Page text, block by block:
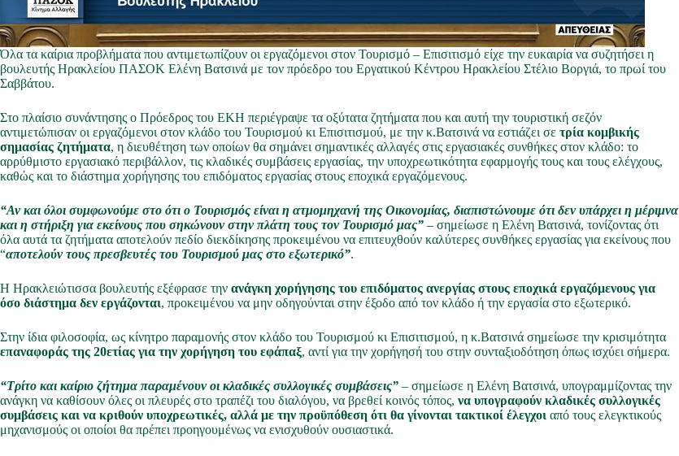
Όλα τα καίρια προβλήματα που αντιμετωπίζουν οι εργαζόμενοι στον Τουρισμό – Επισιτισμό είχε την ευκαιρία να συζητήσει η
βουλευτής Ηρακλείου ΠΑΣΟΚ Ελένη Βατσινά με τον πρόεδρο του Εργατικού Κέντρου Ηρακλείου Στέλιο Βοργιά, το πρωί του
Σαββάτου.
Στο πλαίσιο συνάντησης ο Πρόεδρος του ΕΚΗ περιέγραψε τα οξύτατα ζητήματα που και αυτή την τουριστική σεζόν
αντιμετώπισαν οι εργαζόμενοι στον κλάδο του Τουρισμού κι Επισιτισμού, με την κ.Βατσινά να εστιάζει σε τρία κομβικής
σημασίας ζητήματα, η διευθέτηση των οποίων θα σημάνει σημαντικές αλλαγές στις εργασιακές συνθήκες στον κλάδο: το
αρρύθμιστο εργασιακό περιβάλλον, τις κλαδικές συμβάσεις εργασίας, την υποχρεωτικότητα εφαρμογής τους και τους ελέγχους,
καθώς και το διάστημα χορήγησης του επιδόματος εργασίας στους εποχικά εργαζόμενους.
“Αν και όλοι συμφωνούμε στο ότι ο Τουρισμός είναι η ατμομηχανή της Οικονομίας, διαπιστώνουμε ότι δεν υπάρχει η μέριμνα
και η στήριξη για εκείνους που σηκώνουν στην πλάτη τους τον Τουρισμό μας” – σημείωσε η Ελένη Βατσινά, τονίζοντας ότι
όλα αυτά τα ζητήματα αποτελούν πεδίο διεκδίκησης προκειμένου να επιτευχθούν καλύτερες συνθήκες εργασίας για εκείνους που
“αποτελούν τους πρεσβευτές του Τουρισμού μας στο εξωτερικό”.
Η Ηρακλειώτισσα βουλευτής εξέφρασε την ανάγκη χορήγησης του επιδόματος ανεργίας στους εποχικά εργαζόμενους για
όσο διάστημα δεν εργάζονται, προκειμένου να μην οδηγούνται στην έξοδο από τον κλάδο ή την εργασία στο εξωτερικό.
Στην ίδια φιλοσοφία, ως κίνητρο παραμονής στον κλάδο του Τουρισμού κι Επισιτισμού, η κ.Βατσινά σημείωσε την κρισιμότητα
επαναφοράς της 20ετίας για την χορήγηση του εφάπαξ, αντί για την χορήγησή του στην συνταξιοδότηση όπως ισχύει σήμερα.
“Τρίτο και καίριο ζήτημα παραμένουν οι κλαδικές συλλογικές συμβάσεις” – σημείωσε η Ελένη Βατσινά, υπογραμμίζοντας την
ανάγκη να καθίσουν όλες οι πλευρές στο τραπέζι του διαλόγου, να βρεθεί κοινός τόπος, να υπογραφούν κλαδικές συλλογικές
συμβάσεις και να κριθούν υποχρεωτικές, αλλά με την προϋπόθεση ότι θα γίνονται τακτικοί έλεγχοι από τους ελεγκτικούς
μηχανισμούς οι οποίοι θα πρέπει προηγουμένως να ενισχυθούν ουσιαστικά.